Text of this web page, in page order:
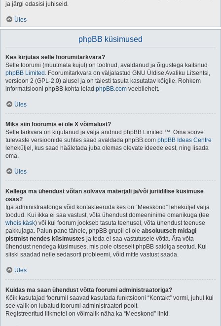
ja järgi edasisi juhiseid.
Üles
phpBB küsimused
Kes kirjutas selle foorumitarkvara?
Selle foorumi (muutmata kujul) on tootnud, avaldanud ja õigustega kaitsnud
phpBB Limited . Foorumitarkvara on väljalastud GNU Üldise Avaliku Litsentsi,
versioon 2 (GPL-2.0) alusel ja on täiesti tasuta kasutatav kõigile. Rohkem
informatsiooni phpBB kohta leiad phpBB.com veebilehelt.
Üles
Miks siin foorumis ei ole X võimalust?
Selle tarkvara on kirjutanud ja välja andnud phpBB Limited ™. Oma soove
tulevaste versioonide suhtes saad avaldada phpBB.com phpBB Ideas Centre
leheküljel, kus saad hääletada juba olemas olevate ideede eest, ning lisada
oma.
Üles
Kellega ma ühendust võtan solvava materjali ja/või juriidilise küsimuse
osas?
Iga administraatoriga võid kontakteeruda kes on “Meeskond” leheküljel välja
toodud. Kui ikka ei saa vastust, võta ühendust domeeninime omanikuga (tee
whois käsk) või kui foorum jookseb tasuta teenusel, võta ühendust teenuse
pakkujaga. Palun pane tähele, phpBB grupil ei ole absoluutselt midagi
pistmist nendes küsimustes ja teda ei saa vastutusele võtta. Ära võta
ühendust nendega küsimuses, mis pole otseselt phpBB saidiga seotud. Kui
siiski saadad neile sedasorti probleemi, võid mitte vastust saada.
Üles
Kuidas ma saan ühendust võtta foorumi administraatoriga?
Kõik kasutajad foorumil saavad kasutada funktsiooni “Kontakt” vormi, juhul kui
see valik on lubatud foorumi administraatori poolt.
Registreeritud liikmetel on võimalik näha ka “Meeskond” linki.